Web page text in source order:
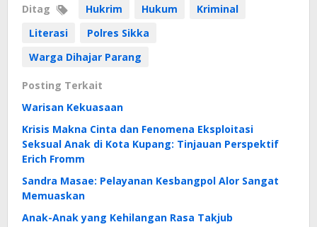
Ditag Hukrim Hukum
Kriminal
Literasi
Polres Sikka
Warga Dihajar Parang
Posting Terkait
Warisan Kekuasaan
Krisis Makna Cinta dan Fenomena Eksploitasi
Seksual Anak di Kota Kupang: Tinjauan Perspektif
Erich Fromm
Sandra Masae: Pelayanan Kesbangpol Alor Sangat
Memuaskan
Anak-Anak yang Kehilangan Rasa Takjub